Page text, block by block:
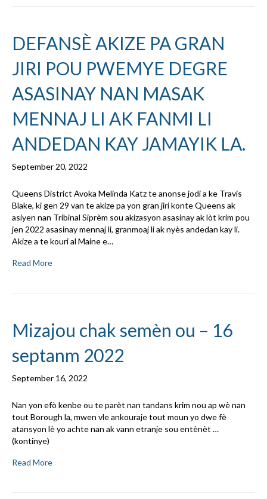
DEFANSÈ AKIZE PA GRAN
JIRI POU PWEMYE DEGRE
ASASINAY NAN MASAK
MENNAJ LI AK FANMI LI
ANDEDAN KAY JAMAYIK LA.
September 20, 2022
Queens District Avoka Melinda Katz te anonse jodi a ke Travis
Blake, ki gen 29 van te akize pa yon gran jiri konte Queens ak
asiyen nan Tribinal Siprèm sou akizasyon asasinay ak lòt krim pou
jen 2022 asasinay mennaj li, granmoaj li ak nyès andedan kay li.
Akize a te kouri al Maine e…
Read More
Mizajou chak semèn ou – 16
septanm 2022
September 16, 2022
Nan yon efò kenbe ou te parèt nan tandans krim nou ap wè nan
tout Borough la, mwen vle ankouraje tout moun yo dwe fè
atansyon lè yo achte nan ak vann etranje sou entènèt …
(kontinye)
Read More